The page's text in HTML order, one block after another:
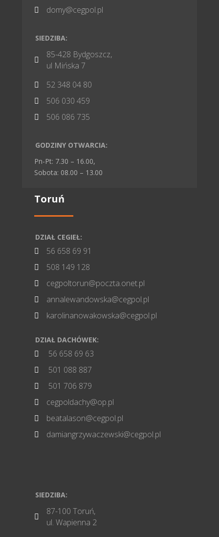
 domy@cegpol.pl
SIEDZIBA:

85-428 Bydgoszcz,
ul Mińska 7
 52 348 04 80
 506 030 459
 506 086 735
GODZINY OTWARCIA:
Pn-Pt: 7.30 – 16.00,
Sobota: 08.00 – 13.00
Toruń
DZIAŁ CEGIEŁ:
 56 658 69 91
 508 149 128
 cegpoltorun@poczta.onet.pl
 annalewandowska@cegpol.pl
 karolinanowakowska@cegpol.pl
DZIAŁ DACHÓWEK:
 56 658 69 63
 501 088 887
 501 706 879
 cegpoldachy@op.pl
 beatalason@cegpol.pl
 damiangrzywaczewski@cegpol.pl
SIEDZIBA:

87-100 Toruń,
ul. Wapienna 2